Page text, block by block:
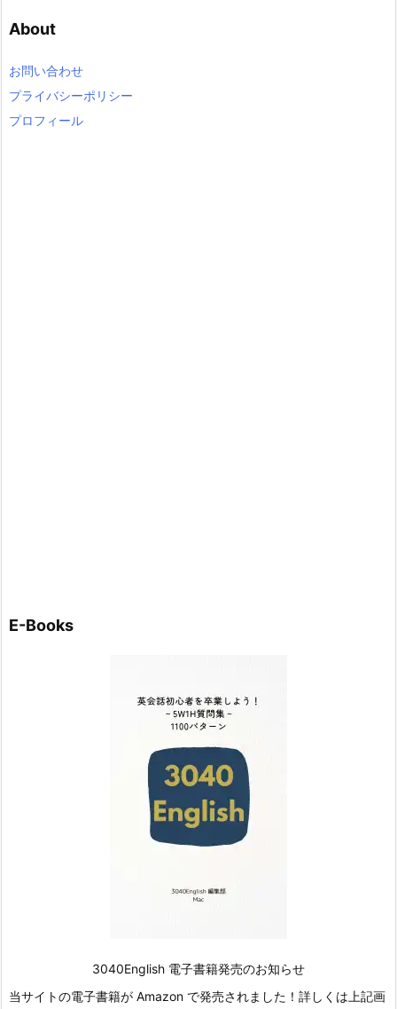
g
r
About
お問い合わせ
プライバシーポリシー
プロフィール
E-Books
3040English 電子書籍発売のお知らせ
当サイトの電子書籍が Amazon で発売されました！詳しくは上記画